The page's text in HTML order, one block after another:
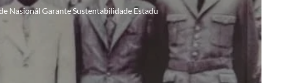
Nasionál Garante Sustentabilidade Estadu